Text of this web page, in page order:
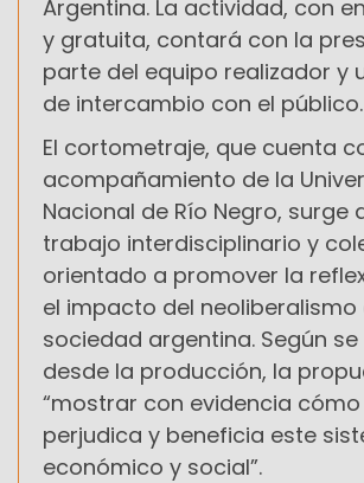
Argentina. La actividad, con
y gratuita, contará con la
parte del equipo realizador y
de intercambio con el público.
El cortometraje, que cuenta
acompañamiento de la
Nacional de Río Negro, surge
trabajo interdisciplinario y
orientado a promover la
el impacto del neoliberalismo
sociedad argentina. Según
desde la producción, la
“mostrar con evidencia
perjudica y beneficia este
económico y social”.